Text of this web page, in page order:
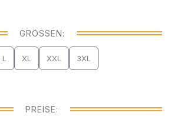
GRÖSSEN:
L XL XXL 3XL
PREISE: